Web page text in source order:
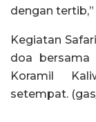
dengan
Kegiatan
doa bersama
Koramil
setempat.